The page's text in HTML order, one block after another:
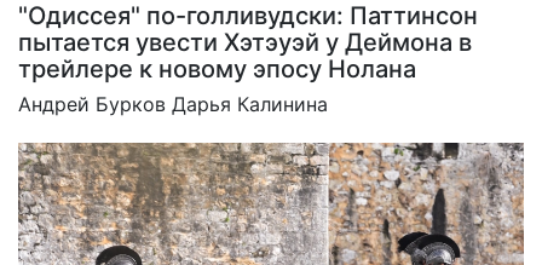
"Одиссея" по-голливудски: Паттинсон
пытается увести Хэтэуэй у Деймона в
трейлере к новому эпосу Нолана
Андрей Бурков Дарья Калинина